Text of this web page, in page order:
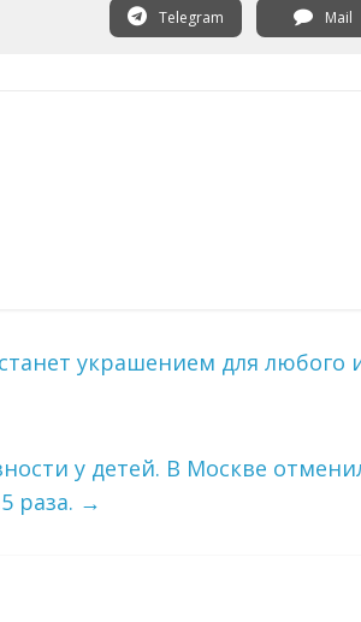
Telegram Mail
украшением для любого
у детей. В Москве
раза. →